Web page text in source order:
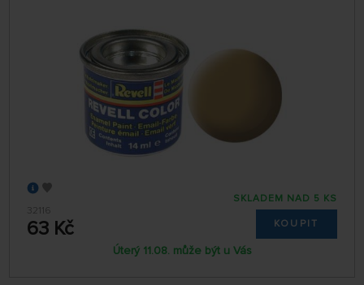
32116
63 Kč
SKLADEM NAD 5 KS
KOUPIT
Úterý 11.08. může být u Vás